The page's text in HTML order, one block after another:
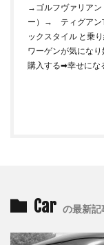
→ゴルフヴァリア
ー）→ ティグアン
ックスタイル と乗
ワーゲンが気にな
購入する➡︎幸せにな
Car の最新記